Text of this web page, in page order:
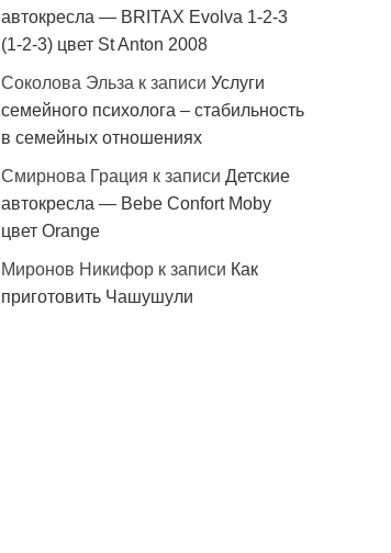
автокресла — BRITAX Evolva 1-2-3
(1-2-3) цвет St Anton 2008
Соколова Эльза к записи Услуги
семейного психолога – стабильность
в семейных отношениях
Смирнова Грация к записи Детские
автокресла — Bebe Confort Moby
цвет Orange
Миронов Никифор к записи Как
приготовить Чашушули